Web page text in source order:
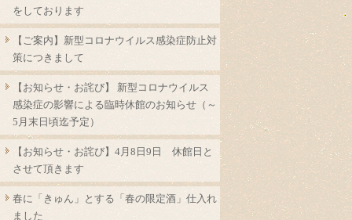
をしております
【ご案内】新型コロナウイルス感染症防止対
策につきまして
【お知らせ・お詫び】 新型コロナウイルス
感染症の影響による臨時休館のお知らせ（～
5月末日頃迄予定）
【お知らせ・お詫び】4月8日9日 休館日と
させて頂きます
春に「きゅん」とする「春の限定酒」仕入れ
ました